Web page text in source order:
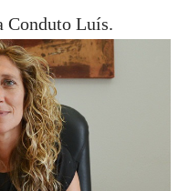
Conduto Luís.